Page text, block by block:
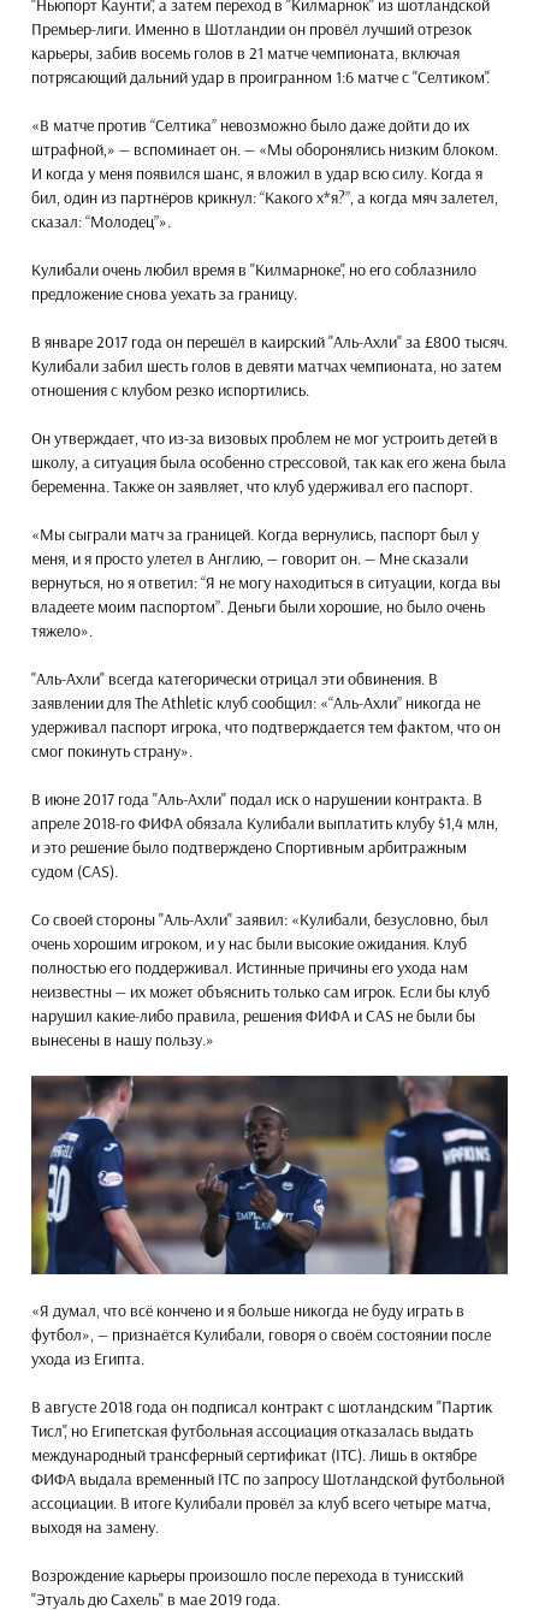
"Ньюпорт Каунти", а затем переход в "Килмарнок" из шотландской
Премьер-лиги. Именно в Шотландии он провёл лучший отрезок
карьеры, забив восемь голов в 21 матче чемпионата, включая
потрясающий дальний удар в проигранном 1:6 матче с "Селтиком".
«В матче против “Селтика” невозможно было даже дойти до их
штрафной,» — вспоминает он. — «Мы оборонялись низким блоком.
И когда у меня появился шанс, я вложил в удар всю силу. Когда я
бил, один из партнёров крикнул: “Какого х*я?”, а когда мяч залетел,
сказал: “Молодец”».
Кулибали очень любил время в "Килмарноке", но его соблазнило
предложение снова уехать за границу.
В январе 2017 года он перешёл в каирский "Аль-Ахли" за £800 тысяч.
Кулибали забил шесть голов в девяти матчах чемпионата, но затем
отношения с клубом резко испортились.
Он утверждает, что из-за визовых проблем не мог устроить детей в
школу, а ситуация была особенно стрессовой, так как его жена была
беременна. Также он заявляет, что клуб удерживал его паспорт.
«Мы сыграли матч за границей. Когда вернулись, паспорт был у
меня, и я просто улетел в Англию, — говорит он. — Мне сказали
вернуться, но я ответил: “Я не могу находиться в ситуации, когда вы
владеете моим паспортом”. Деньги были хорошие, но было очень
тяжело».
"Аль-Ахли" всегда категорически отрицал эти обвинения. В
заявлении для The Athletic клуб сообщил: «“Аль-Ахли” никогда не
удерживал паспорт игрока, что подтверждается тем фактом, что он
смог покинуть страну».
В июне 2017 года "Аль-Ахли" подал иск о нарушении контракта. В
апреле 2018-го ФИФА обязала Кулибали выплатить клубу $1,4 млн,
и это решение было подтверждено Спортивным арбитражным
судом (CAS).
Со своей стороны "Аль-Ахли" заявил: «Кулибали, безусловно, был
очень хорошим игроком, и у нас были высокие ожидания. Клуб
полностью его поддерживал. Истинные причины его ухода нам
неизвестны — их может объяснить только сам игрок. Если бы клуб
нарушил какие-либо правила, решения ФИФА и CAS не были бы
вынесены в нашу пользу.»
«Я думал, что всё кончено и я больше никогда не буду играть в
футбол», — признаётся Кулибали, говоря о своём состоянии после
ухода из Египта.
В августе 2018 года он подписал контракт с шотландским "Партик
Тисл", но Египетская футбольная ассоциация отказалась выдать
международный трансферный сертификат (ITC). Лишь в октябре
ФИФА выдала временный ITC по запросу Шотландской футбольной
ассоциации. В итоге Кулибали провёл за клуб всего четыре матча,
выходя на замену.
Возрождение карьеры произошло после перехода в тунисский
"Этуаль дю Сахель" в мае 2019 года.